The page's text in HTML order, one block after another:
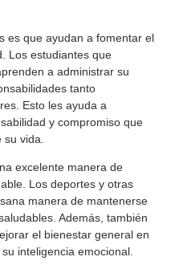
es que ayudan a fomentar el
Los estudiantes que
a administrar su
tanto
Esto les ayuda a
y compromiso que
vida.
excelente manera de
Los deportes y otras
manera de mantenerse
Además, también
el bienestar general en
inteligencia emocional.